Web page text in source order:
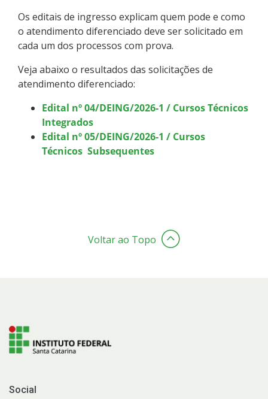
Os editais de ingresso explicam quem pode e como
o atendimento diferenciado deve ser solicitado em
cada um dos processos com prova.
Veja abaixo o resultados das solicitações de
atendimento diferenciado:
Edital nº 04/DEING/2026-1 / Cursos Técnicos
Integrados
Edital nº 05/DEING/2026-1 / Cursos
Técnicos Subsequentes
Voltar ao Topo
Social